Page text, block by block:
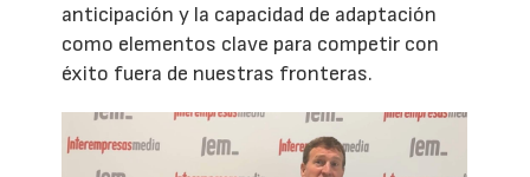
anticipación y la capacidad de adaptación
como elementos clave para competir con
éxito fuera de nuestras fronteras.